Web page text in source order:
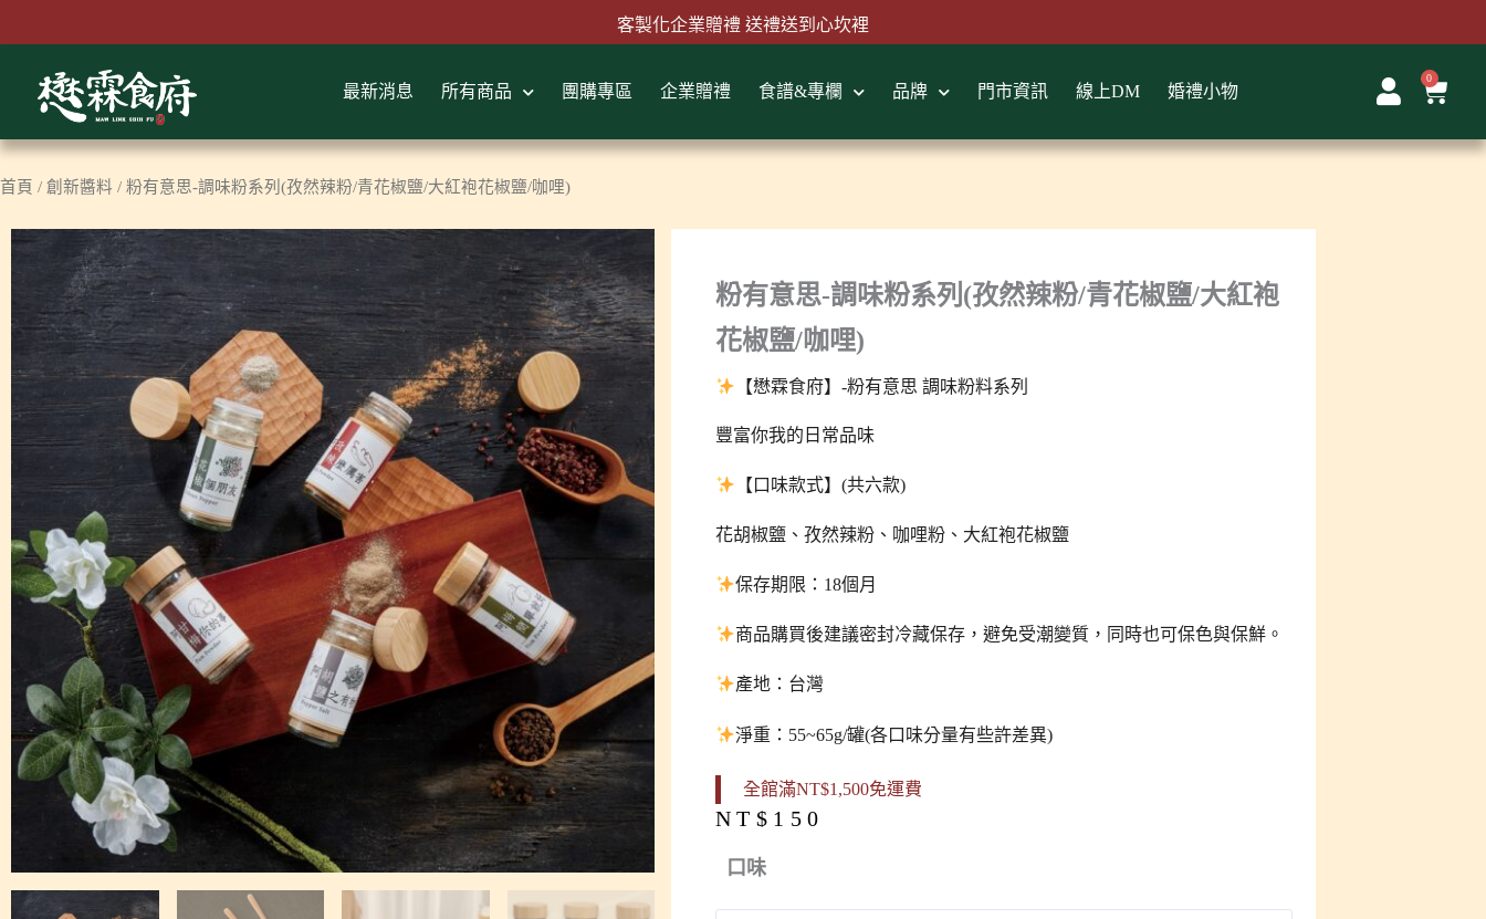
至
容
客製化企業贈禮 送禮送到心坎裡
首購結帳輸入『MAWLINK100』現折100元
最新消息 所有商品 團購專區 企業贈禮 食譜&專欄 品牌 門市資訊 線上DM 婚禮小物
0
購
籃
首頁 / 創新醬料 / 粉有意思-調味粉系列(孜然辣粉/青花椒鹽/大紅袍花椒鹽/咖哩)
粉有意思-調味粉系列(孜然辣粉/青花椒鹽/大紅袍
花椒鹽/咖哩)
【懋霖食府】-粉有意思 調味粉料系列
豐富你我的日常品味
【口味款式】(共六款)
花胡椒鹽、孜然辣粉、咖哩粉、大紅袍花椒鹽
保存期限：18個月
商品購買後建議密封冷藏保存，避免受潮變質，同時也可保色與保鮮。
產地：台灣
淨重：55~65g/罐(各口味分量有些許差異)
全館滿NT$1,500免運費
NT$ 150
口味
有
意